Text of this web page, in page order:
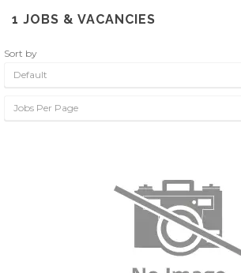
1 JOBS & VACANCIES
Sort by
Default
Jobs Per Page